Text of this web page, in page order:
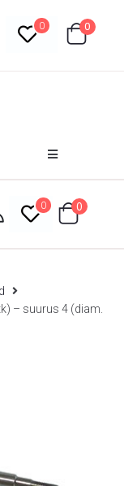
0 0
0 0
– suurus 4 (diam.